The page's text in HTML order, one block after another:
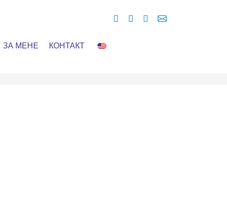
ЗА МЕНЕ КОНТАКТ